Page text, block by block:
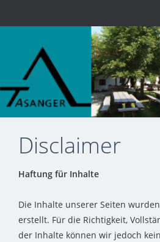
Disclaimer
Haftung für Inhalte
Die Inhalte unserer Seiten
erstellt. Für die Richtigkeit,
der Inhalte können wir jedoch